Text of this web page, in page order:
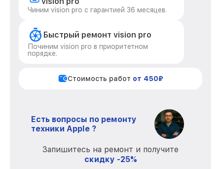
Чиним vision pro с гарантией 36 месяцев.
Быстрый ремонт vision pro
Починим vision pro в приоритетном
порядке.
Стоимость работ от 450₽
Есть вопросы по ремонту
техники Apple ?
Запишитесь на ремонт и получите
скидку -25%